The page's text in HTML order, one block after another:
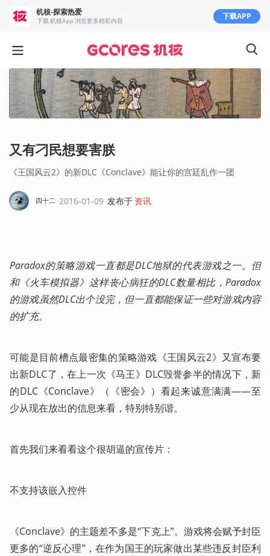
又有刁民想要害朕
《王国风云2》的新DLC《Conclave》能让你的宫廷乱作一团
四十二 2016-01-09 发布于 资讯
Paradox的策略游戏一直都是DLC地狱的代表游戏之一。但
和《火车模拟器》这样丧心病狂的DLC数量相比，Paradox
的游戏虽然DLC出个没完，但一直都能保证一些对游戏内容
的扩充。
可能是目前槽点最密集的策略游戏《王国风云2》又宣布要
出新DLC了，在上一次《马王》DLC毁誉参半的情况下，新
的DLC《Conclave》（《密会》）看起来诚意满满——至
少从现在放出的信息来看，特别特别谐。
首先我们来看看这个很胡逼的宣传片：
不支持该嵌入控件
《Conclave》的主题差不多是“下克上”。游戏将会赋予封臣
更多的“逆反心理”，在作为国王的玩家做出某些违反封臣利
机核-探索热爱
下载 机核App 浏览更多精彩内容 下载APP